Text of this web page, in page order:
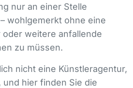
nur an einer Stelle
wohlgemerkt ohne eine
oder weitere anfallende
zu müssen.
nicht eine Künstleragentur,
und hier finden Sie die